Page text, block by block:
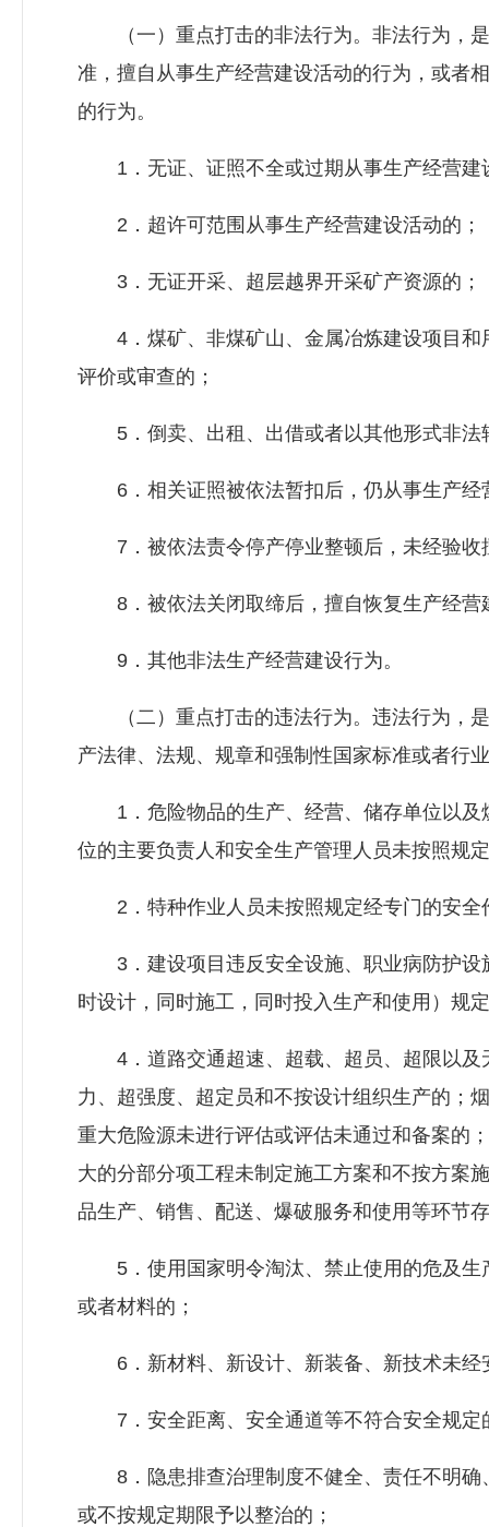
（一）重点打击的非法行为。非法行为，是
准，擅自从事生产经营建设活动的行为，或者
的行为。
1．无证、证照不全或过期从事生产经营建
2．超许可范围从事生产经营建设活动的；
3．无证开采、超层越界开采矿产资源的；
4．煤矿、非煤矿山、金属冶炼建设项目和
评价或审查的；
5．倒卖、出租、出借或者以其他形式非法
6．相关证照被依法暂扣后，仍从事生产经
7．被依法责令停产停业整顿后，未经验收
8．被依法关闭取缔后，擅自恢复生产经营
9．其他非法生产经营建设行为。
（二）重点打击的违法行为。违法行为，是
产法律、法规、规章和强制性国家标准或者行
1．危险物品的生产、经营、储存单位以及
位的主要负责人和安全生产管理人员未按照规
2．特种作业人员未按照规定经专门的安全
3．建设项目违反安全设施、职业病防护设
时设计，同时施工，同时投入生产和使用）规
4．道路交通超速、超载、超员、超限以及
力、超强度、超定员和不按设计组织生产的；
重大危险源未进行评估或评估未通过和备案的
大的分部分项工程未制定施工方案和不按方案
品生产、销售、配送、爆破服务和使用等环节存
5．使用国家明令淘汰、禁止使用的危及生
或者材料的；
6．新材料、新设计、新装备、新技术未经
7．安全距离、安全通道等不符合安全规定
8．隐患排查治理制度不健全、责任不明确
或不按规定期限予以整治的；